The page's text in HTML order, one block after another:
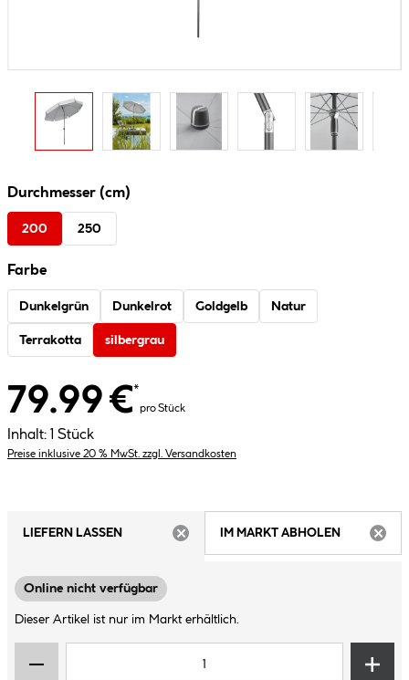
Durchmesser (cm)
200 250
Farbe
Dunkelgrün Dunkelrot Goldgelb Natur
Terrakotta silbergrau
79.99 €*
pro Stück
Inhalt: 1 Stück
Preise inklusive 20 % MwSt. zzgl. Versandkosten
LIEFERN LASSEN
IM MARKT ABHOLEN
Online nicht verfügbar
Dieser Artikel ist nur im Markt erhältlich.